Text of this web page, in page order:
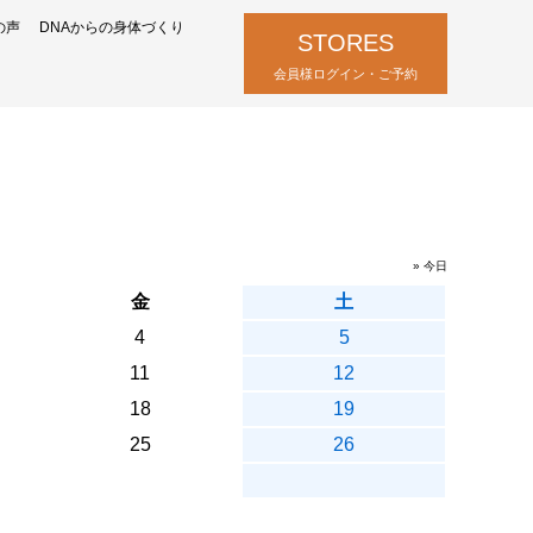
声 DNAからの身体づくり
STORES
会員様ログイン・ご予約
» 今日
金
土
4
5
11
12
18
19
25
26